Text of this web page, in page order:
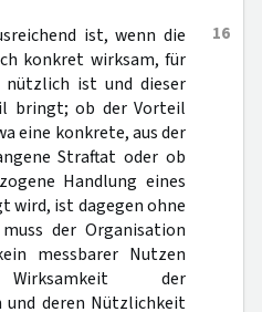
16
ist, wenn die
konkret wirksam, für
ist und dieser
bringt; ob der Vorteil
eine konkrete, aus der
Straftat oder ob
Handlung eines
wird, ist dagegen ohne
der Organisation
messbarer Nutzen
der
deren Nützlichkeit